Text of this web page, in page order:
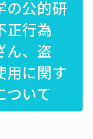
の公的研
正行為
ん、盗
用に関す
ついて